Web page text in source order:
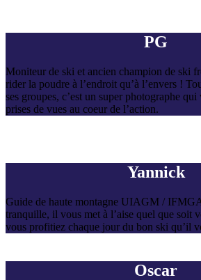
PG
Moniteur de ski et ancien champion de ski
rider la poudre à l’endroit qu’à l’envers !
ses groupes, c’est un super photographe qui
prises de vues au coeur de l’action.
Yannick
Guide de haute montagne UIAGM /
tranquille, il vous met à l’aise quel que soit
vous profitiez chaque jour du bon ski qu’il
Oscar